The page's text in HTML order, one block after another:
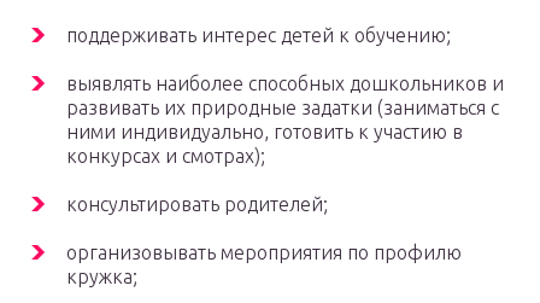
поддерживать интерес детей к обучению;
выявлять наиболее способных дошкольников и
развивать их природные задатки (заниматься с
ними индивидуально, готовить к участию в
конкурсах и смотрах);
консультировать родителей;
организовывать мероприятия по профилю
кружка;